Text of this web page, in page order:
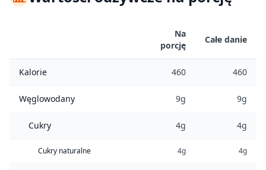
Na
porcję
Całe danie
Kalorie 460 460
Węglowodany 9g 9g
Cukry 4g 4g
Cukry naturalne 4g 4g